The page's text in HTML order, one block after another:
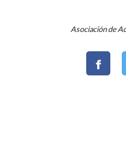
Asociación de